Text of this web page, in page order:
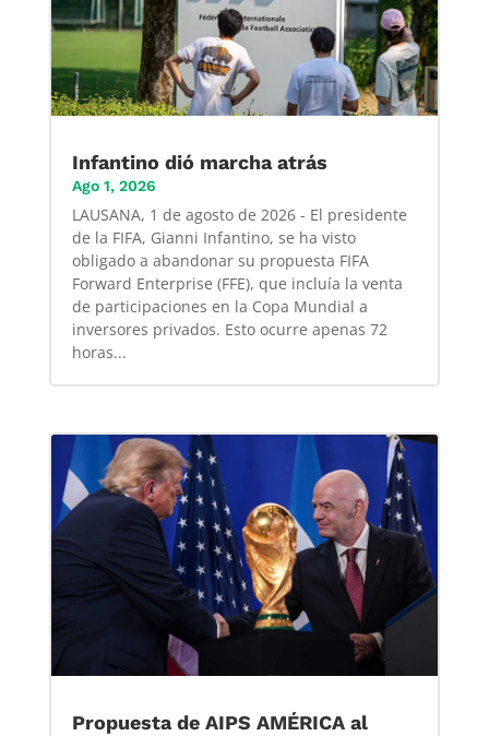
Infantino dió marcha atrás
Ago 1, 2026
LAUSANA, 1 de agosto de 2026 - El presidente
de la FIFA, Gianni Infantino, se ha visto
obligado a abandonar su propuesta FIFA
Forward Enterprise (FFE), que incluía la venta
de participaciones en la Copa Mundial a
inversores privados. Esto ocurre apenas 72
horas...
Propuesta de AIPS AMÉRICA al